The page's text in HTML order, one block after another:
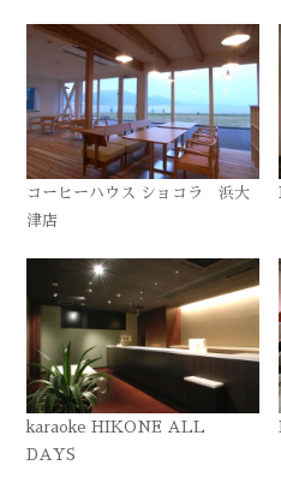
コーヒーハウス ショコラ 浜大
津店
karaoke HIKONE ALL
DAYS